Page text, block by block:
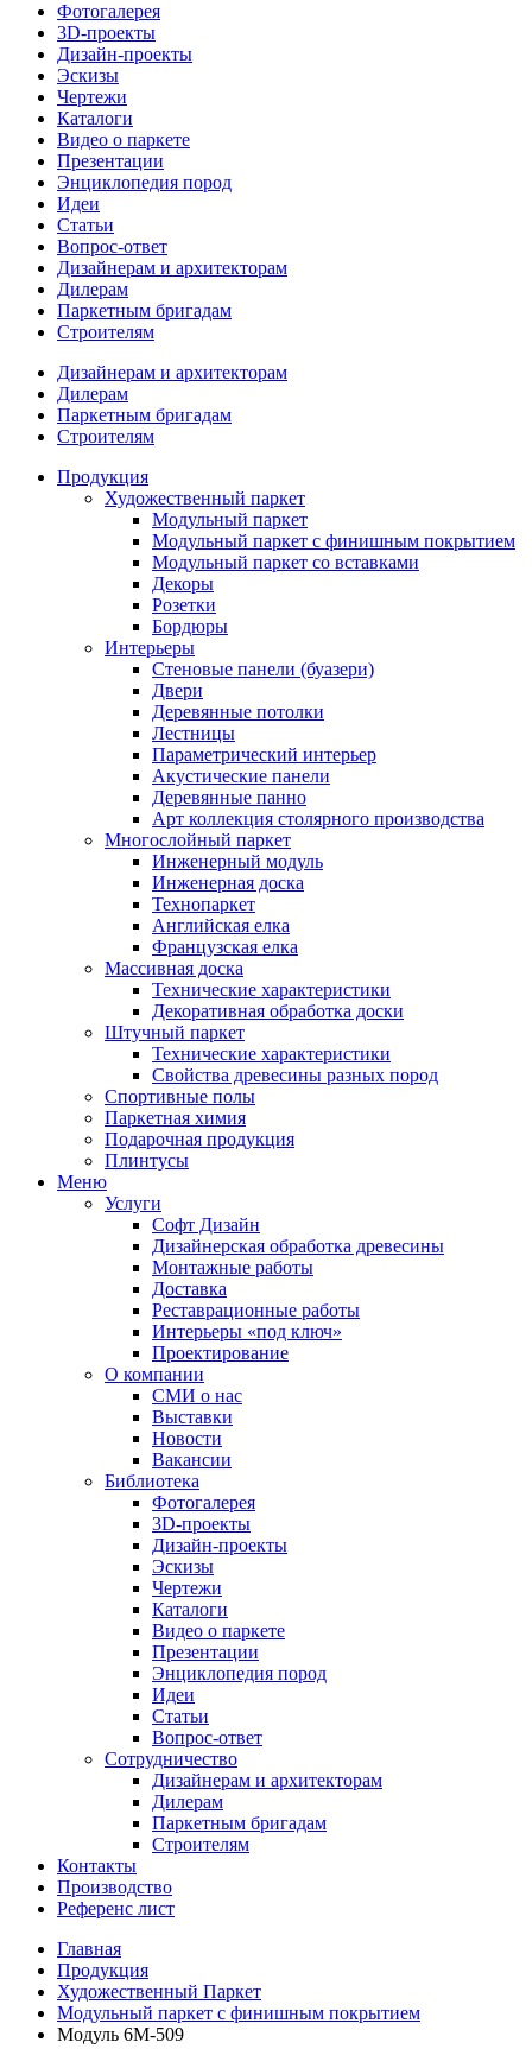
Фотогалерея
3D-проекты
Дизайн-проекты
Эскизы
Чертежи
Каталоги
Видео о паркете
Презентации
Энциклопедия пород
Идеи
Статьи
Вопрос-ответ
Дизайнерам и архитекторам
Дилерам
Паркетным бригадам
Строителям
Дизайнерам и архитекторам
Дилерам
Паркетным бригадам
Строителям
Продукция
Художественный паркет
Модульный паркет
Модульный паркет с финишным покрытием
Модульный паркет со вставками
Декоры
Розетки
Бордюры
Интерьеры
Стеновые панели (буазери)
Двери
Деревянные потолки
Лестницы
Параметрический интерьер
Акустические панели
Деревянные панно
Арт коллекция столярного производства
Многослойный паркет
Инженерный модуль
Инженерная доска
Технопаркет
Английская елка
Французская елка
Массивная доска
Технические характеристики
Декоративная обработка доски
Штучный паркет
Технические характеристики
Свойства древесины разных пород
Спортивные полы
Паркетная химия
Подарочная продукция
Плинтусы
Меню
Услуги
Софт Дизайн
Дизайнерская обработка древесины
Монтажные работы
Доставка
Реставрационные работы
Интерьеры «под ключ»
Проектирование
О компании
СМИ о нас
Выставки
Новости
Вакансии
Библиотека
Фотогалерея
3D-проекты
Дизайн-проекты
Эскизы
Чертежи
Каталоги
Видео о паркете
Презентации
Энциклопедия пород
Идеи
Статьи
Вопрос-ответ
Сотрудничество
Дизайнерам и архитекторам
Дилерам
Паркетным бригадам
Строителям
Контакты
Производство
Референс лист
Главная
Продукция
Художественный Паркет
Модульный паркет с финишным покрытием
Модуль 6М-509